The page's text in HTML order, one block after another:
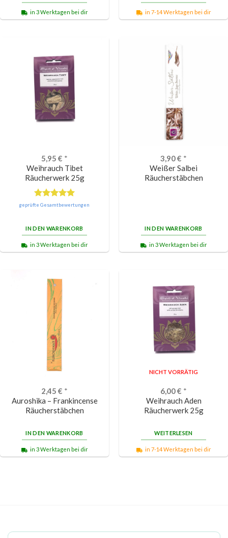
in 3 Werktagen bei dir in 7-14 Werktagen bei dir
5,95 € *
Weihrauch Tibet
Räucherwerk 25g
Bewertet
geprüfte Gesamtbewertungen
IN DEN WARENKORB
in 3 Werktagen bei dir
3,90€ *
Weißer Salbei
Räucherstäbchen
IN DEN WARENKORB
in 3 Werktagen bei dir
2,45 € *
Auroshika – Frankincense
Räucherstäbchen
IN DEN WARENKORB
in 3 Werktagen bei dir
NICHT VORRÄTIG
6,00€ *
Weihrauch Aden
Räucherwerk 25g
WEITERLESEN
in 7-14 Werktagen bei dir